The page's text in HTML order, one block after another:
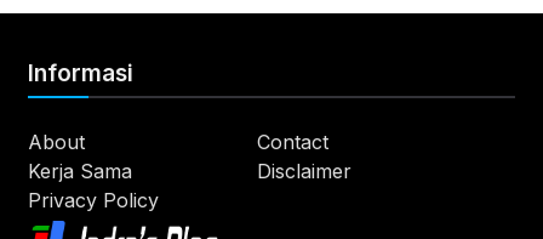
Informasi
About
Contact
Kerja Sama
Disclaimer
Privacy Policy